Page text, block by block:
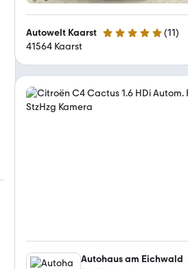
Autowelt Kaarst 5 Sterne (11)
41564 Kaarst
Autohaus am Eichwald